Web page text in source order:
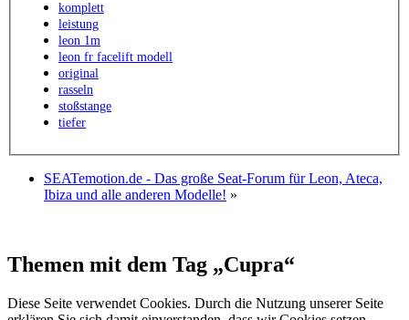
komplett
leistung
leon 1m
leon fr facelift modell
original
rasseln
stoßstange
tiefer
SEATemotion.de - Das große Seat-Forum für Leon, Ateca,
Ibiza und alle anderen Modelle! »
Themen mit dem Tag „Cupra“
Diese Seite verwendet Cookies. Durch die Nutzung unserer Seite